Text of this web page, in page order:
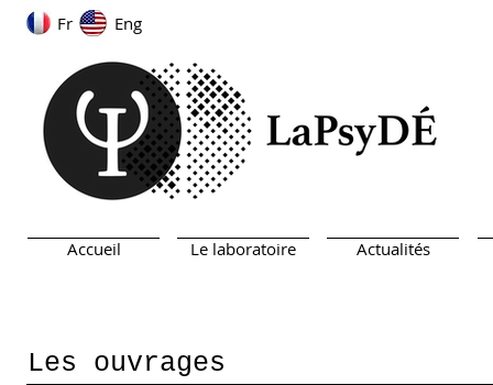
Fr Eng
Accueil Le laboratoire Actualités
Les ouvrages